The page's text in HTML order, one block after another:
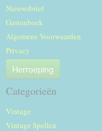
Nieuwsbrief
Gastenboek
Algemene Voorwaarden
Privacy
Herroeping
Categorieën
Vintage
Vintage Spellen